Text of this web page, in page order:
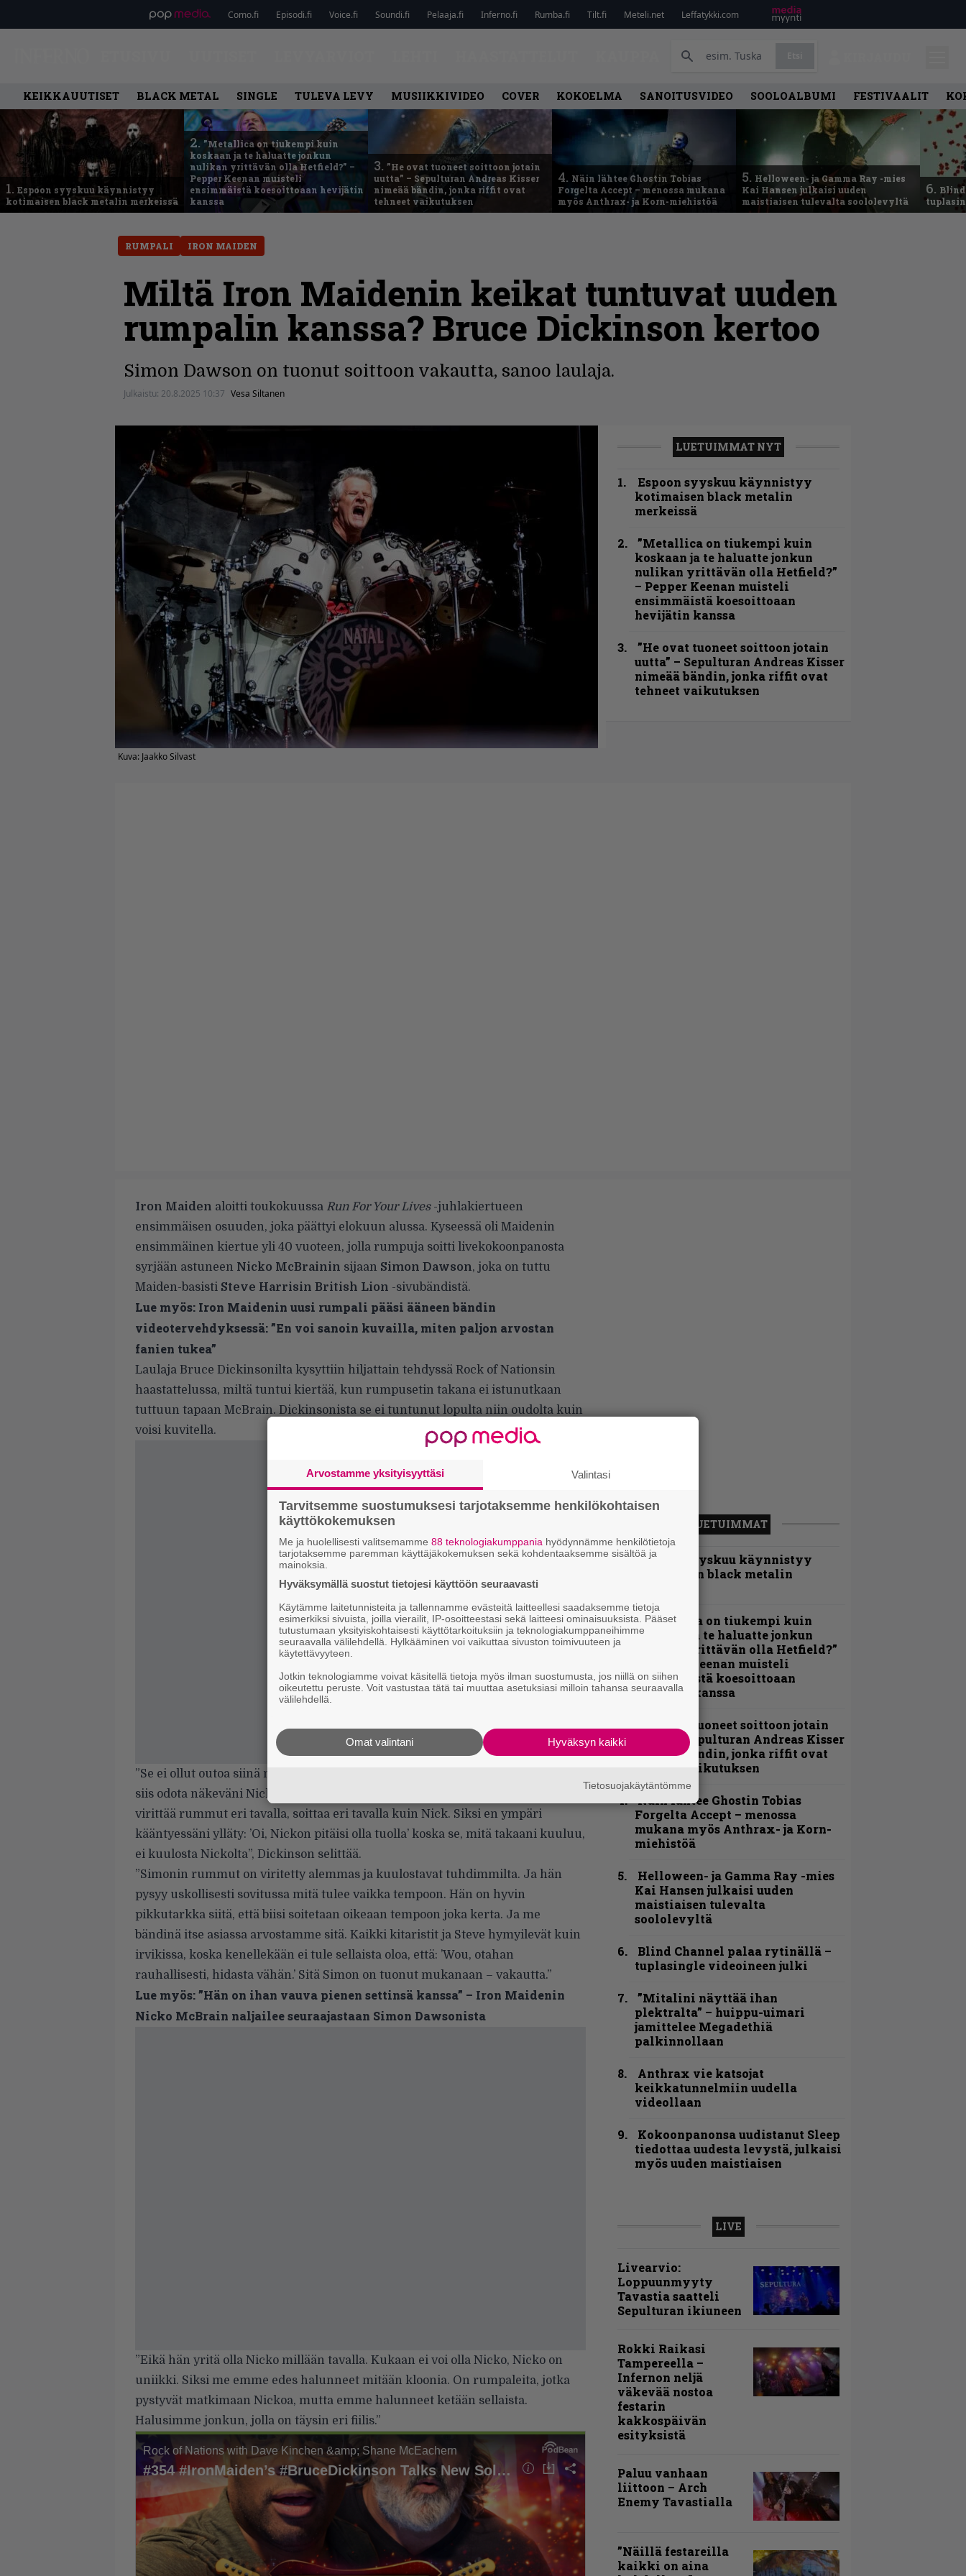
Como.fi Episodi.fi Voice.fi Soundi.fi Pelaaja.fi Inferno.fi Rumba.fi Tilt.fi Meteli.net Leffatykki.com
KEIKKAUUTISET BLACK METAL SINGLE TULEVA LEVY MUSIIKKIVIDEO COVER KOKOELMA SANOITUSVIDEO SOOLOALBUMI FESTIVAALIT
1. Espoon syyskuu käynnistyy
kotimaisen black metalin merkeissä
2. ”Metallica on tiukempi kuin
koskaan ja te haluatte jonkun
nulikan yrittävän olla Hetfield?” –
Pepper Keenan muisteli
ensimmäistä koesoittoaan hevijätin
kanssa
3. ”He ovat tuoneet soittoon jotain
uutta” – Sepulturan Andreas Kisser
nimeää bändin, jonka riffit ovat
tehneet vaikutuksen
4. Näin lähtee Ghostin Tobias
Forgelta Accept – menossa mukana
myös Anthrax- ja Korn-miehistöä
5. Helloween- ja Gamma Ray -mies
Kai Hansen julkaisi uuden
maistiaisen tulevalta soololevyltä
6.
RUMPALI IRON MAIDEN
Miltä Iron Maidenin keikat tuntuvat uuden
rumpalin kanssa? Bruce Dickinson kertoo
Simon Dawson on tuonut soittoon vakautta, sanoo laulaja.
Julkaistu: 20.8.2025 10:37 Vesa Siltanen
Kuva: Jaakko Silvast
LUETUIMMAT NYT
Espoon syyskuu käynnistyy
kotimaisen black metalin
merkeissä
”Metallica on tiukempi kuin
koskaan ja te haluatte jonkun
nulikan yrittävän olla Hetfield?”
– Pepper Keenan muisteli
ensimmäistä koesoittoaan
hevijätin kanssa
”He ovat tuoneet soittoon jotain
uutta” – Sepulturan Andreas Kisser
nimeää bändin, jonka riffit ovat
tehneet vaikutuksen
Iron Maiden aloitti toukokuussa Run For Your Lives-juhlakiertueen
ensimmäisen osuuden, joka päättyi elokuun alussa. Kyseessä oli Maidenin
ensimmäinen kiertue yli 40 vuoteen, jolla rumpuja soitti livekokoonpanosta
syrjään astuneen Nicko McBrainin sijaan Simon Dawson, joka on tuttu
Maiden-basisti Steve Harrisin British Lion -sivubändistä.
Lue myös: Iron Maidenin uusi rumpali pääsi ääneen bändin
videotervehdyksessä: ”En voi sanoin kuvailla, miten paljon arvostan
fanien tukea”
Laulaja Bruce Dickinsonilta kysyttiin hiljattain tehdyssä Rock of Nationsin
haastattelussa, miltä tuntui kiertää, kun rumpusetin takana ei istunutkaan
tuttuun tapaan McBrain. Dickinsonista se ei tuntunut lopulta niin oudolta kuin
voisi kuvitella.
”Se ei ollut outoa siinä mielessä, että se, mitä takaani kuulen, ei ole Nicko. En
siis odota näkeväni Nickoa, koska kaikki Simonissa on niin erilaista. Hän
virittää rummut eri tavalla, soittaa eri tavalla kuin Nick. Siksi en ympäri
kääntyessäni ylläty: ’Oi, Nickon pitäisi olla tuolla’ koska se, mitä takaani kuuluu,
ei kuulosta Nickolta”, Dickinson selittää.
”Simonin rummut on viritetty alemmas ja kuulostavat tuhdimmilta. Ja hän
pysyy uskollisesti sovitussa mitä tulee vaikka tempoon. Hän on hyvin
pikkutarkka siitä, että biisi soitetaan oikeaan tempoon joka kerta. Ja me
bändinä itse asiassa arvostamme sitä. Kaikki kitaristit ja Steve hymyilevät kuin
irvikissa, koska kenellekään ei tule sellaista oloa, että: ’Wou, otahan
rauhallisesti, hidasta vähän.’ Sitä Simon on tuonut mukanaan – vakautta.”
Lue myös:”Hän on ihan vauva pienen settinsä kanssa” – Iron Maidenin
Nicko McBrain naljailee seuraajastaan Simon Dawsonista
”Eikä hän yritä olla Nicko millään tavalla. Kukaan ei voi olla Nicko, Nicko on
uniikki. Siksi me emme edes halunneet mitään kloonia. On rumpaleita, jotka
pystyvät matkimaan Nickoa, mutta emme halunneet ketään sellaista.
Halusimme jonkun, jolla on täysin eri fiilis.”
LUETUIMMAT
Espoon syyskuu käynnistyy
kotimaisen black metalin
”Metallica on tiukempi kuin
koskaan ja te haluatte jonkun
nulikan yrittävän olla Hetfield?”
– Pepper Keenan muisteli
ensimmäistä koesoittoaan
hevijätin kanssa
”He ovat tuoneet soittoon jotain
uutta” – Sepulturan Andreas Kisser
nimeää bändin, jonka riffit ovat
tehneet vaikutuksen
Näin lähtee Ghostin Tobias
Forgelta Accept – menossa
mukana myös Anthrax- ja Korn-
miehistöä
Helloween- ja Gamma Ray -mies
Kai Hansen julkaisi uuden
maistiaisen tulevalta
soololevyltä
Blind Channel palaa rytinällä –
tuplasingle videoineen julki
”Mitalini näyttää ihan
plektralta” – huippu-uimari
jamittelee Megadethiä
palkinnollaan
Anthrax vie katsojat
keikkatunnelmiin uudella
videollaan
Kokoonpanonsa uudistanut Sleep
tiedottaa uudesta levystä, julkaisi
myös uuden maistiaisen
LIVE
Livearvio:
Loppuunmyyty
Tavastia saatteli
Sepulturan ikiuneen
Rokki Raikasi
Tampereella –
Infernon neljä
väkevää nostoa
festarin
kakkospäivän
esityksistä
Paluu vanhaan
liittoon – Arch
Enemy Tavastialla
”Näillä festareilla
kaikki on aina
Arvostamme yksityisyyttäsi Valintasi
Tarvitsemme suostumuksesi tarjotaksemme henkilökohtaisen
käyttökokemuksen
Me ja huolellisesti valitsemamme 88 teknologiakumppania hyödynnämme henkilötietoja
tarjotaksemme paremman käyttäjäkokemuksen sekä kohdentaaksemme sisältöä ja
mainoksia.
Hyväksymällä suostut tietojesi käyttöön seuraavasti
Käytämme laitetunnisteita ja tallennamme evästeitä laitteellesi saadaksemme tietoja
esimerkiksi sivuista, joilla vierailit, IP-osoitteestasi sekä laitteesi ominaisuuksista. Pääset
tutustumaan yksityiskohtaisesti käyttötarkoituksiin ja teknologiakumppaneihimme
seuraavalla välilehdellä. Hylkääminen voi vaikuttaa sivuston toimivuuteen ja
käytettävyyteen.
Jotkin teknologiamme voivat käsitellä tietoja myös ilman suostumusta, jos niillä on siihen
oikeutettu peruste. Voit vastustaa tätä tai muuttaa asetuksiasi milloin tahansa seuraavalla
välilehdellä.
Hyväksyn kaikki
Omat valintani
Tietosuojakäytäntömme